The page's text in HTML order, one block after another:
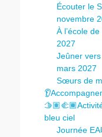
Écouter le
novembre
À l’école
2027
Jeûner
mars 2027
Sœurs de
bleu ciel
Journée